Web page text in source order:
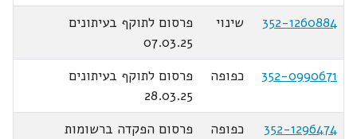
352-1260884
שינוי
פרסום לתוקף בעיתונים
07.03.25
352-0990671
כפופה
פרסום לתוקף בעיתונים
28.03.25
352-1296474
כפופה
פרסום הפקדה ברשומות